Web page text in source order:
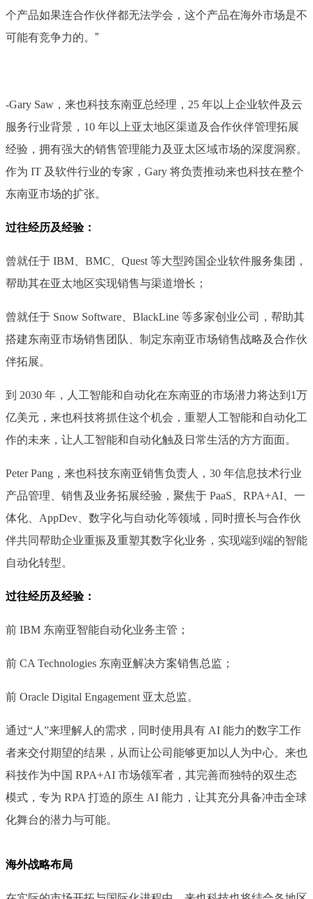
个产品如果连合作伙伴都无法学会，这个产品在海外市场是不
可能有竞争力的。”
-Gary Saw，来也科技东南亚总经理，25 年以上企业软件及云
服务行业背景，10 年以上亚太地区渠道及合作伙伴管理拓展
经验，拥有强大的销售管理能力及亚太区域市场的深度洞察。
作为 IT 及软件行业的专家，Gary 将负责推动来也科技在整个
东南亚市场的扩张。
过往经历及经验：
曾就任于 IBM、BMC、Quest 等大型跨国企业软件服务集团，
帮助其在亚太地区实现销售与渠道增长；
曾就任于 Snow Software、BlackLine 等多家创业公司，帮助其
搭建东南亚市场销售团队、制定东南亚市场销售战略及合作伙
伴拓展。
到 2030 年，人工智能和自动化在东南亚的市场潜力将达到1万
亿美元，来也科技将抓住这个机会，重塑人工智能和自动化工
作的未来，让人工智能和自动化触及日常生活的方方面面。
Peter Pang，来也科技东南亚销售负责人，30 年信息技术行业
产品管理、销售及业务拓展经验，聚焦于 PaaS、RPA+AI、一
体化、AppDev、数字化与自动化等领域，同时擅长与合作伙
伴共同帮助企业重振及重塑其数字化业务，实现端到端的智能
自动化转型。
过往经历及经验：
前 IBM 东南亚智能自动化业务主管；
前 CA Technologies 东南亚解决方案销售总监；
前 Oracle Digital Engagement 亚太总监。
通过“人”来理解人的需求，同时使用具有 AI 能力的数字工作
者来交付期望的结果，从而让公司能够更加以人为中心。来也
科技作为中国 RPA+AI 市场领军者，其完善而独特的双生态
模式，专为 RPA 打造的原生 AI 能力，让其充分具备冲击全球
化舞台的潜力与可能。
海外战略布局